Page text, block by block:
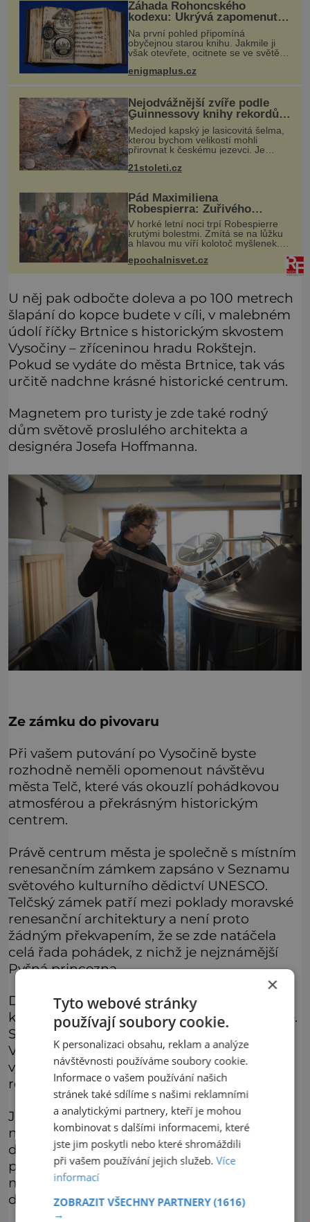
Záhada Rohoncského
kodexu: Ukrývá zapomenutý
jazyk, tajnou šifru, nebo
mistrovský podvrh?
Na první pohled připomíná
obyčejnou starou knihu. Jakmile ji
však otevřete, ocitnete se ve světě
ilustrací a textu, který už téměř dvě
enigmaplus.cz
Nejodvážnější zvíře podle
Guinnessovy knihy rekordů?
Šelmička s pruhem na
hřbetě!
Medojed kapský je lasicovitá šelma,
kterou bychom velikostí mohli
přirovnat k českému jezevci. Je
extrémně nebojácná, ostatně bývá
označována za nejodvážnější zvíře
21stoleti.cz
Pád Maximiliena
Robespierra: Zuřivého
jakobína nikdo nelitoval?
V horké letní noci trpí Robespierre
krutými bolestmi. Zmítá se na lůžku
a hlavou mu víří kolotoč myšlenek.
Když se probere z mdlob, vzpomene
si na jednu z pařížských jasnovidek,
kterou před lety navšt
epochalnisvet.cz
U něj pak odbočte doleva a po 100 metrech
šlapání do kopce budete v cíli, v malebném
údolí říčky Brtnice s historickým skvostem
Vysočiny – zříceninou hradu Rokštejn.
Pokud se vydáte do města Brtnice, tak vás
určitě nadchne krásné historické centrum.
Magnetem pro turisty je zde také rodný
dům světově proslulého architekta a
designéra Josefa Hoffmanna.
Ze zámku do pivovaru
Při vašem putování po Vysočině byste
rozhodně neměli opomenout návštěvu
města Telč, které vás okouzlí pohádkovou
atmosférou a překrásným historickým
centrem.
Právě centrum města je společně s místním
renesančním zámkem zapsáno v Seznamu
světového kulturního dědictví UNESCO.
Telčský zámek patří mezi poklady moravské
renesanční architektury a není proto
žádným překvapením, že se zde natáčela
celá řada pohádek, z nichž je nejznámější
Pyšná princezna.
Dominantním místem zámku je Zlatý sál,
který prostupuje celý trakt severního paláce.
Součástí zámeckého prostoru je také kaple
Všech svatých s výpravnou štukovou
výzdobou a ornamentální a figurální
renesanční malbou.
Jelikož je nám jasné, že při takové kulturní
náplni přepadne člověka hlad a žízeň,
doporučujeme zastávku v Řemeslném
pivovaru a Panské restauraci Telč, kde
můžete kromě gastronomických specialit a
dobrého piva absolvovat i prohlídku.
×
Tyto webové stránky
používají soubory cookie.
K personalizaci obsahu, reklam a analýze
návštěvnosti používáme soubory cookie.
Informace o vašem používání našich
stránek také sdílíme s našimi reklamními
a analytickými partnery, kteří je mohou
kombinovat s dalšími informacemi, které
jste jim poskytli nebo které shromáždili
při vašem používání jejich služeb.Více
informací
ZOBRAZIT VŠECHNY PARTNERY(1616)
→